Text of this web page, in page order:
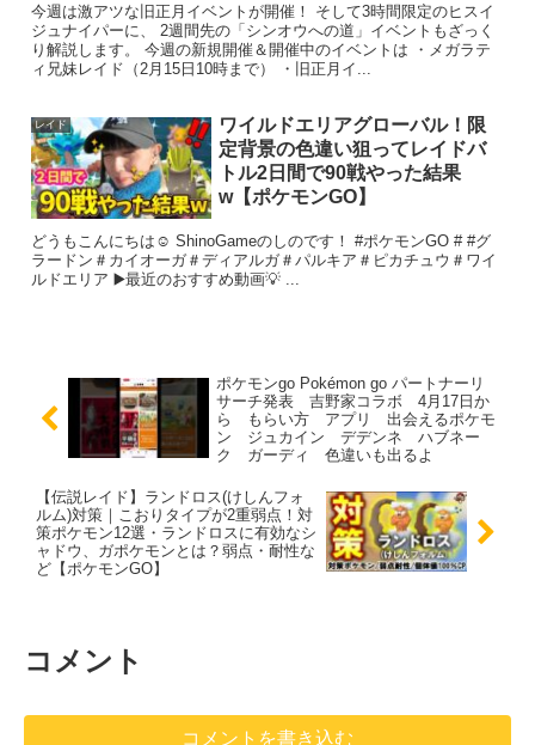
今週は激アツな旧正月イベントが開催！ そして3時間限定のヒスイ
ジュナイパーに、 2週間先の「シンオウへの道」イベントもざっく
り解説します。 今週の新規開催＆開催中のイベントは ・メガラテ
ィ兄妹レイド（2月15日10時まで） ・旧正月イ...
レイド
ワイルドエリアグローバル！限
定背景の色違い狙ってレイドバ
トル2日間で90戦やった結果
w【ポケモンGO】
どうもこんにちは☺ ShinoGameのしのです！ #ポケモンGO # #グ
ラードン＃カイオーガ＃ディアルガ＃パルキア＃ピカチュウ＃ワイ
ルドエリア ▶️最近のおすすめ動画💡 ...
ポケモンgo Pokémon go パートナーリ
サーチ発表 吉野家コラボ 4月17日か
ら もらい方 アプリ 出会えるポケモ
ン ジュカイン デデンネ ハブネー
ク ガーディ 色違いも出るよ
【伝説レイド】ランドロス(けしんフォ
ルム)対策｜こおりタイプが2重弱点！対
策ポケモン12選・ランドロスに有効なシ
ャドウ、ガポケモンとは？弱点・耐性な
ど【ポケモンGO】
コメント
コメントを書き込む